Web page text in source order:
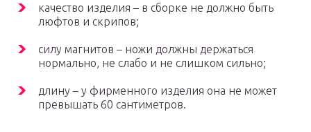
качество изделия – в сборке не должно быть
люфтов и скрипов;
силу магнитов – ножи должны держаться
нормально, не слабо и не слишком сильно;
длину – у фирменного изделия она не может
превышать 60 сантиметров.